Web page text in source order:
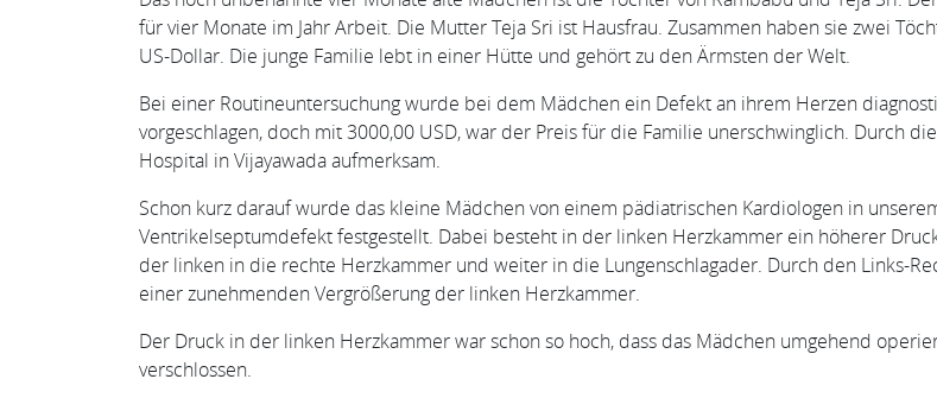
für vier Monate im Jahr Arbeit. Die Mutter Teja Sri ist Hausfrau. Zusammen haben sie zwei
US-Dollar. Die junge Familie lebt in einer Hütte und gehört zu den Ärmsten der Welt.
Bei einer Routineuntersuchung wurde bei dem Mädchen ein Defekt an ihrem Herzen
vorgeschlagen, doch mit 3000,00 USD, war der Preis für die Familie unerschwinglich. Durch
Hospital in Vijayawada aufmerksam.
Schon kurz darauf wurde das kleine Mädchen von einem pädiatrischen Kardiologen in
Ventrikelseptumdefekt festgestellt. Dabei besteht in der linken Herzkammer ein höherer
der linken in die rechte Herzkammer und weiter in die Lungenschlagader. Durch den Links-
einer zunehmenden Vergrößerung der linken Herzkammer.
Der Druck in der linken Herzkammer war schon so hoch, dass das Mädchen umgehend
verschlossen.